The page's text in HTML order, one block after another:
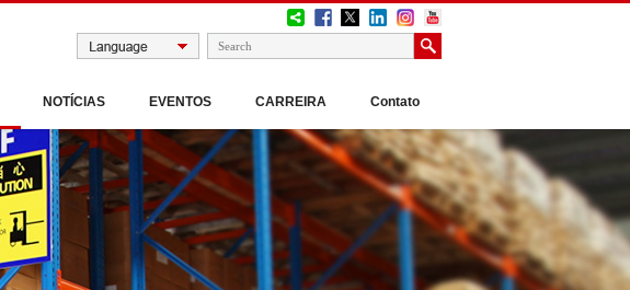
NOTÍCIAS EVENTOS CARREIRA Contato